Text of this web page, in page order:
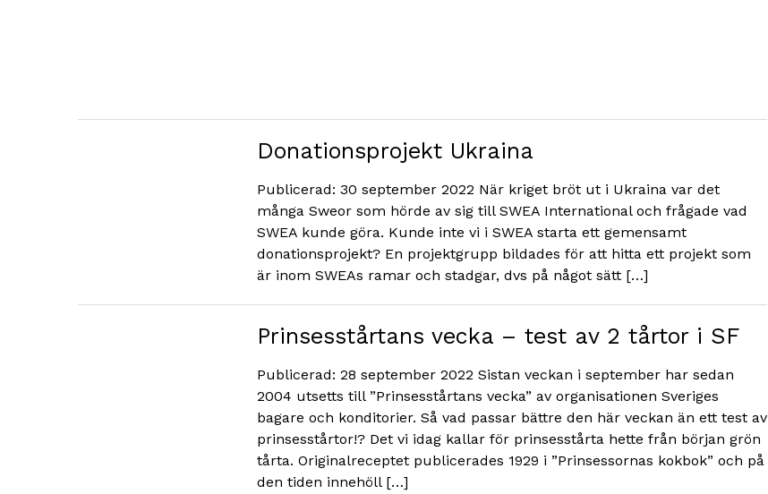
Donations­projekt Ukraina
Publicerad: 30 september 2022 När kriget bröt ut i Ukraina var det
många Sweor som hörde av sig till SWEA International och frågade vad
SWEA kunde göra. Kunde inte vi i SWEA starta ett gemensamt
donationsprojekt? En projektgrupp bildades för att hitta ett projekt som
är inom SWEAs ramar och stadgar, dvs på något sätt […]
Prinsesstårtans vecka – test av 2 tårtor i SF
Publicerad: 28 september 2022 Sistan veckan i september har sedan
2004 utsetts till ”Prinsesstårtans vecka” av organisationen Sveriges
bagare och konditorier. Så vad passar bättre den här veckan än ett test av
prinsesstårtor!? Det vi idag kallar för prinsesstårta hette från början grön
tårta. Originalreceptet publicerades 1929 i ”Prinsessornas kokbok” och på
den tiden innehöll […]